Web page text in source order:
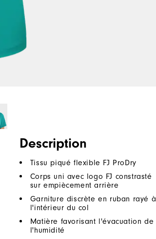
Description
Tissu piqué flexible FJ ProDry
Corps uni avec logo FJ constrasté
sur empiècement arrière
Garniture discrète en ruban rayé à
l'intérieur du col
Matière favorisant l'évacuation de
l'humidité